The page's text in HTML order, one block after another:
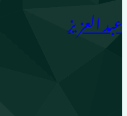
عبد العزیز